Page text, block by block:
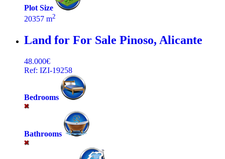
Plot Size
20357 m2
Land for For Sale Pinoso, Alicante
48.000€
Ref: IZI-19258
Bedrooms
Bathrooms